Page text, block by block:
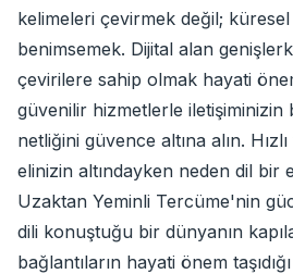
kelimeleri çevirmek değil;
benimsemek. Dijital alan
çevirilere sahip olmak hayati
güvenilir hizmetlerle
netliğini güvence altına alın.
elinizin altındayken neden dil bir
Uzaktan Yeminli Tercüme'nin
dili konuştuğu bir dünyanın
bağlantıların hayati önem